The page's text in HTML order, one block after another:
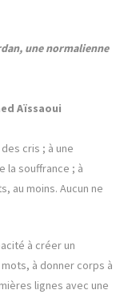
une normalienne
Aïssaoui
cris ; à une
la souffrance ; à
au moins. Aucun ne
à créer un
à donner corps à
lignes avec une